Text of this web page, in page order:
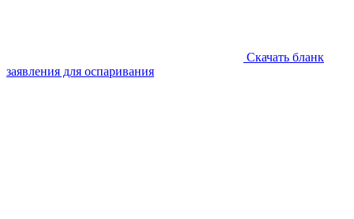
Скачать бланк
заявления для оспаривания